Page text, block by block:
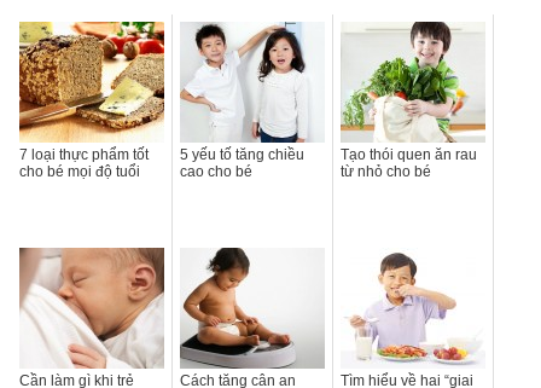
7 loại thực phẩm tốt
cho bé mọi độ tuổi
5 yếu tố tăng chiều
cao cho bé
Tạo thói quen ăn rau
từ nhỏ cho bé
Cần làm gì khi trẻ Cách tăng cân an Tìm hiểu về hai “giai